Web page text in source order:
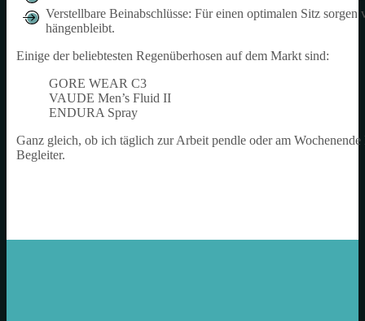
Verstellbare Beinabschlüsse: Für einen optimalen Sitz
hängenbleibt.
Einige der beliebtesten Regenüberhosen auf dem Markt sind:
GORE WEAR C3
VAUDE Men’s Fluid II
ENDURA Spray
Ganz gleich, ob ich täglich zur Arbeit pendle oder am
Begleiter.